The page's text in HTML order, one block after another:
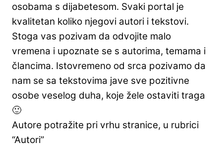
osobama s dijabetesom. Svaki portal je
kvalitetan koliko njegovi autori i tekstovi.
Stoga vas pozivam da odvojite malo
vremena i upoznate se s autorima, temama i
člancima. Istovremeno od srca pozivamo da
nam se sa tekstovima jave sve pozitivne
osobe veselog duha, koje žele ostaviti traga
🙂
Autore potražite pri vrhu stranice, u rubrici
“Autori”